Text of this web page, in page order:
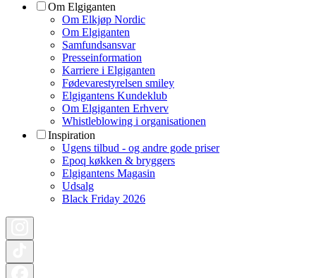
Om Elgiganten
Om Elkjøp Nordic
Om Elgiganten
Samfundsansvar
Presseinformation
Karriere i Elgiganten
Fødevarestyrelsen smiley
Elgigantens Kundeklub
Om Elgiganten Erhverv
Whistleblowing i organisationen
Inspiration
Ugens tilbud - og andre gode priser
Epoq køkken & bryggers
Elgigantens Magasin
Udsalg
Black Friday 2026